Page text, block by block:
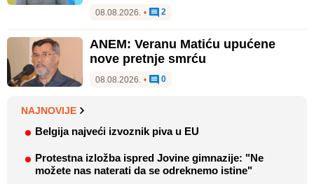
08.08.2026. • 2
ANEM: Veranu Matiću upućene
nove pretnje smrću
08.08.2026. • 0
NAJNOVIJE
Belgija najveći izvoznik piva u EU
Protestna izložba ispred Jovine gimnazije: "Ne
možete nas naterati da se odreknemo istine"